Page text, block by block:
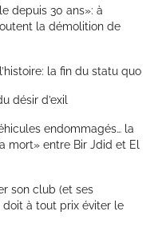
depuis 30 ans»: à
la démolition de
la fin du statu quo
désir d’exil
endommagés… la
mort» entre Bir Jdid et El
son club (et ses
doit à tout prix éviter le